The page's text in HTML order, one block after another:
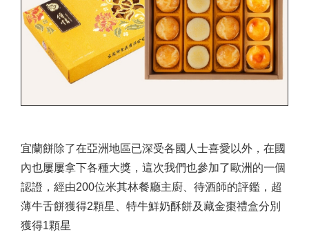
宜蘭餅除了在亞洲地區已深受各國人士喜愛以外，在國
內也屢屢拿下各種大獎，這次我們也參加了歐洲的一個
認證，經由200位米其林餐廳主廚、待酒師的評鑑，超
薄牛舌餅獲得2顆星、特牛鮮奶酥餅及藏金棗禮盒分別
獲得1顆星